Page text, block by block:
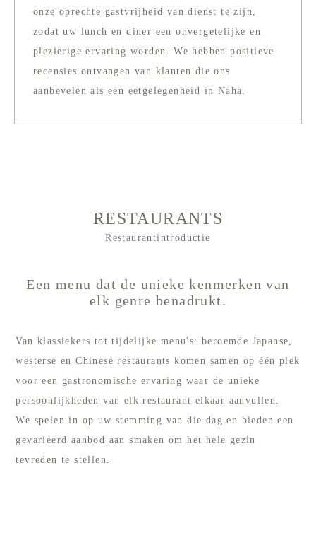
onze oprechte gastvrijheid van dienst te zijn,
zodat uw lunch en diner een onvergetelijke en
plezierige ervaring worden. We hebben positieve
recensies ontvangen van klanten die ons
aanbevelen als een eetgelegenheid in Naha.
RESTAURANTS
Restaurantintroductie
Een menu dat de unieke kenmerken van
elk genre benadrukt.
Van klassiekers tot tijdelijke menu's: beroemde Japanse,
westerse en Chinese restaurants komen samen op één plek
voor een gastronomische ervaring waar de unieke
persoonlijkheden van elk restaurant elkaar aanvullen.
We spelen in op uw stemming van die dag en bieden een
gevarieerd aanbod aan smaken om het hele gezin
tevreden te stellen.